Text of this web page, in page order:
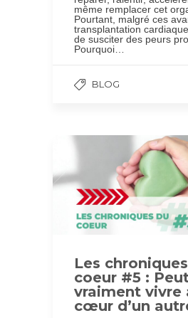
même remplacer cet
Pourtant, malgré ces
transplantation
de susciter des peurs
Pourquoi…
BLOG
Les
coeur #5 :
vraiment vivre
cœur d’un